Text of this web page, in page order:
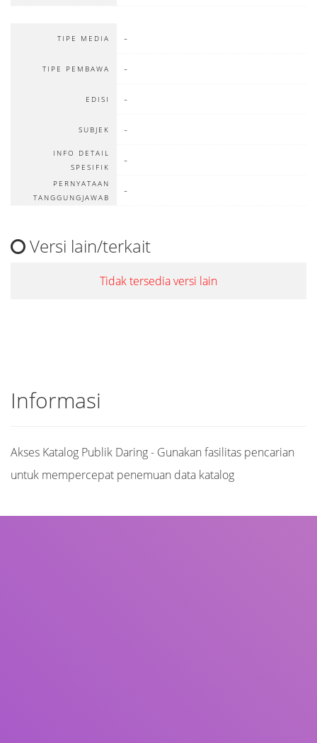
TIPE MEDIA -
TIPE PEMBAWA -
EDISI -
SUBJEK -
INFO DETAIL
SPESIFIK
-
PERNYATAAN
TANGGUNGJAWAB
-
Versi lain/terkait
Tidak tersedia versi lain
Informasi
Akses Katalog Publik Daring - Gunakan fasilitas pencarian
untuk mempercepat penemuan data katalog